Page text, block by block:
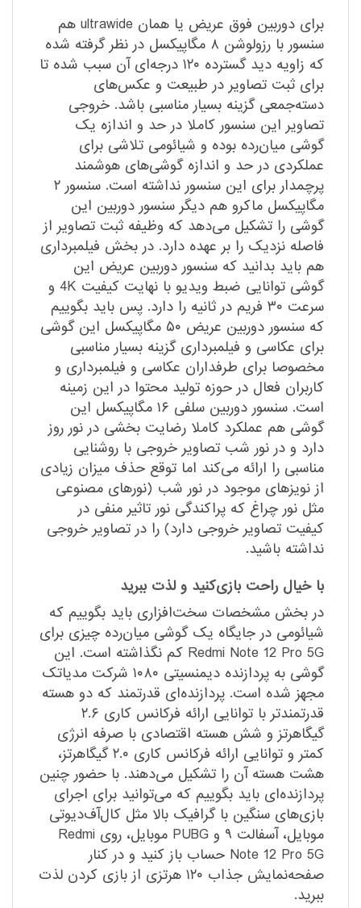
برای دوربین فوق عریض یا همان ultrawide هم
سنسور با رزولوشن ۸ مگاپیکسل در نظر گرفته شده
که زاویه دید گسترده ۱۲۰ درجه‌ای آن سبب شده تا
برای ثبت تصاویر در طبیعت و عکس‌های
دسته‌جمعی گزینه بسیار مناسبی باشد. خروجی
تصاویر این سنسور کاملا در حد و اندازه یک
گوشی میان‌رده بوده و شیائومی تلاشی برای
عملکردی در حد و اندازه گوشی‌های هوشمند
پرچمدار برای این سنسور نداشته است. سنسور ۲
مگاپیکسل ماکرو هم دیگر سنسور دوربین این
گوشی را تشکیل می‌دهد که وظیفه ثبت تصاویر از
فاصله نزدیک را بر عهده دارد. در بخش فیلمبرداری
هم باید بدانید که سنسور دوربین عریض این
گوشی توانایی ضبط ویدیو با نهایت کیفیت 4K و
سرعت ۳۰ فریم در ثانیه را دارد. پس باید بگوییم
که سنسور دوربین عریض ۵۰ مگاپیکسل این گوشی
برای عکاسی و فیلمبرداری گزینه بسیار مناسبی
مخصوصا برای طرفداران عکاسی و فیلمبرداری و
کاربران فعال در حوزه تولید محتوا در این زمینه
است. سنسور دوربین سلفی ۱۶ مگاپیکسل این
گوشی هم عملکرد کاملا رضایت بخشی در نور روز
دارد و در نور شب تصاویر خروجی با روشنایی
مناسبی را ارائه می‌کند اما توقع حذف میزان زیادی
از نویز‌های موجود در نور شب (نور‌های مصنوعی
مثل نور چراغ که پراکندگی نور تاثیر منفی در
کیفیت تصاویر خروجی دارد) را در تصاویر خروجی
نداشته باشید.
با خیال راحت بازی‌کنید و لذت ببرید
در بخش مشخصات سخت‌افزاری باید بگوییم که
شیائومی در جایگاه یک گوشی میان‌رده چیزی برای
Redmi Note 12 Pro 5G کم نگذاشته است. این
گوشی به پردازنده دیمنسیتی ۱۰۸۰ شرکت مدیاتک
مجهز شده است. پردازنده‌ای قدرتمند که دو هسته
قدرتمند‌تر با توانایی ارائه فرکانس کاری ۲.۶
گیگاهرتز و شش هسته اقتصادی با صرفه انرژی
کمتر و توانایی ارائه فرکانس کاری ۲.۰ گیگاهرتز،
هشت هسته آن را تشکیل می‌دهند. با حضور چنین
پردازنده‌ای باید بگوییم که می‌توانید برای اجرای
بازی‌های سنگین با گرافیک بالا مثل کال‌آف‌دیوتی
موبایل، آسفالت ۹ و PUBG موبایل، روی Redmi
Note 12 Pro 5G حساب باز کنید و در کنار
صفحه‌نمایش جذاب ۱۲۰ هرتزی از بازی کردن لذت
ببرید.